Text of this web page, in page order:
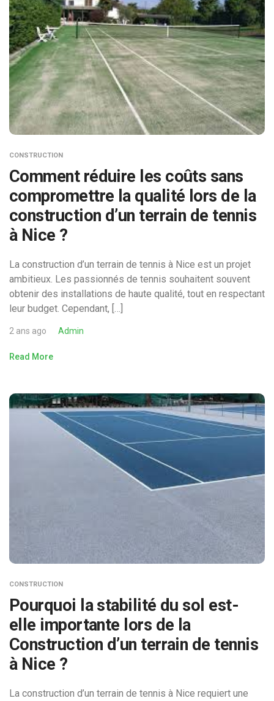
CONSTRUCTION
Comment réduire les coûts sans
compromettre la qualité lors de la
construction d’un terrain de tennis
à Nice ?
La construction d’un terrain de tennis à Nice est un projet
ambitieux. Les passionnés de tennis souhaitent souvent
obtenir des installations de haute qualité, tout en respectant
leur budget. Cependant, […]
2 ans ago Admin
Read More
CONSTRUCTION
Pourquoi la stabilité du sol est-
elle importante lors de la
Construction d’un terrain de tennis
à Nice ?
La construction d’un terrain de tennis à Nice requiert une